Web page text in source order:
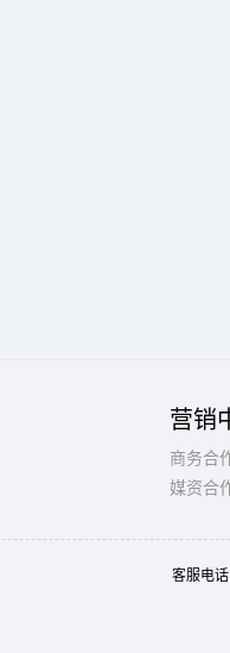
营销
商务合
媒资合
客服电